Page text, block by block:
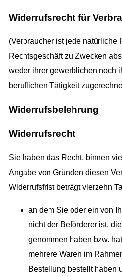
Widerrufsrecht für
(Verbraucher ist jede natürliche
Rechtsgeschäft zu Zwecken
weder ihrer gewerblichen noch
beruflichen Tätigkeit
Widerrufsbelehrung
Widerrufsrecht
Sie haben das Recht, binnen
Angabe von Gründen diesen
Widerrufsfrist beträgt vierzehn
an dem Sie oder ein von
nicht der Beförderer ist,
genommen haben bzw.
mehrere Waren im
Bestellung bestellt haben